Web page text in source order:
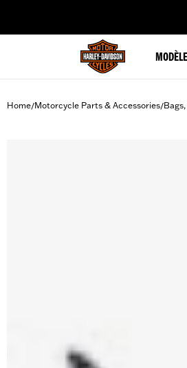
Home/Motorcycle Parts & Accessories/